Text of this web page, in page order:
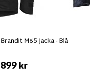
Brandit M65 Jacka - Blå
899 kr